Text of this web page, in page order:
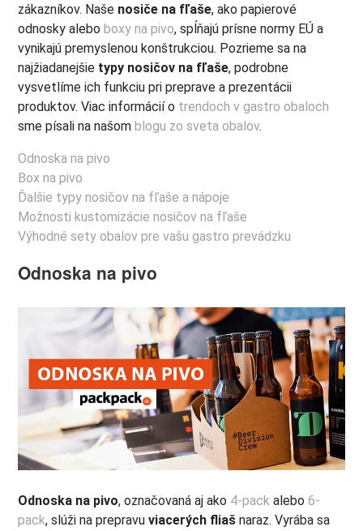
zákazníkov. Naše nosiče na fľaše, ako papierové
odnosky alebo boxy na pivo, spĺňajú prísne normy EÚ a
vynikajú premyslenou konštrukciou. Pozrieme sa na
najžiadanejšie typy nosičov na fľaše, podrobne
vysvetlíme ich funkciu pri preprave a prezentácii
produktov. Viac informácií o trendoch v gastro obaloch
sme písali na našom blogu zo sveta obalov.
Odnoska na pivo
Box na pivo
Ďalšie typy nosičov na fľaše a nápoje
Možnosti kustomizácie nosičov na fľaše
Výhodné sety obalov pre vašu gastro prevádzku
Odnoska na pivo
Odnoska na pivo, označovaná aj ako 4-pack alebo 6-
pack, slúži na prepravu viacerých fliaš naraz. Vyrába sa